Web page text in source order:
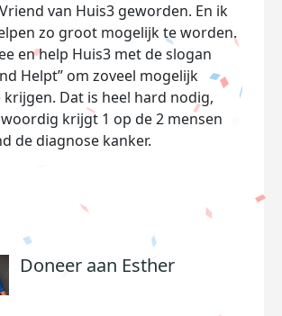
van Huis3 geworden. En ik
zo groot mogelijk te worden.
en help Huis3 met de slogan
Helpt” om zoveel mogelijk
Dat is heel hard nodig,
krijgt 1 op de 2 mensen
de diagnose kanker.
Doneer aan Esther